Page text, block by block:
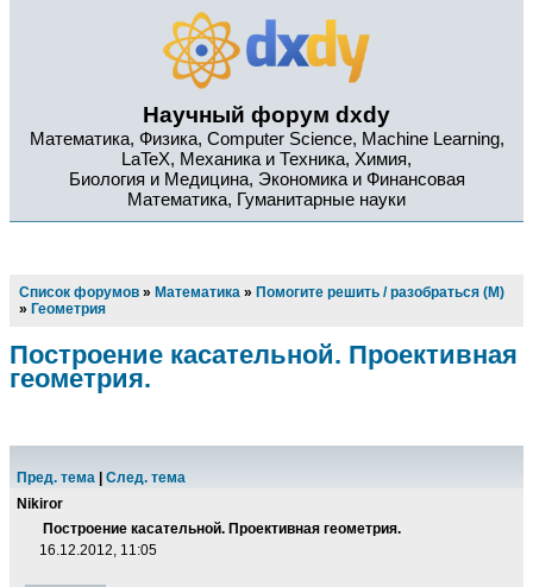
Научный форум dxdy
Математика, Физика, Computer Science, Machine Learning,
LaTeX, Механика и Техника, Химия,
Биология и Медицина, Экономика и Финансовая
Математика, Гуманитарные науки
Список форумов » Математика » Помогите решить / разобраться (М)
» Геометрия
Построение касательной. Проективная
геометрия.
Пред. тема
След. тема
Nikiror
Построение касательной. Проективная геометрия.
16.12.2012, 11:05